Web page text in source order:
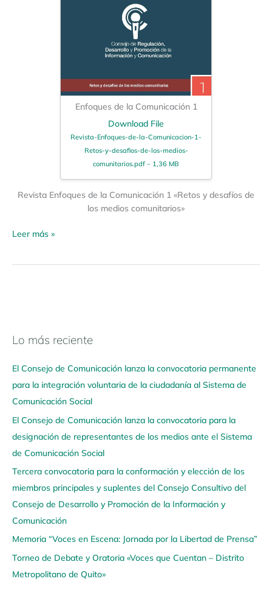
Enfoques de la Comunicación 1
Download File
Revista-Enfoques-de-la-Comunicacion-1-
Retos-y-desafios-de-los-medios-
comunitarios.pdf – 1,36 MB
Revista Enfoques de la Comunicación 1 «Retos y desafíos de
los medios comunitarios»
Leer más »
Lo más reciente
El Consejo de Comunicación lanza la convocatoria permanente
para la integración voluntaria de la ciudadanía al Sistema de
Comunicación Social
El Consejo de Comunicación lanza la convocatoria para la
designación de representantes de los medios ante el Sistema
de Comunicación Social
Tercera convocatoria para la conformación y elección de los
miembros principales y suplentes del Consejo Consultivo del
Consejo de Desarrollo y Promoción de la Información y
Comunicación
Memoria “Voces en Escena: Jornada por la Libertad de Prensa”
Torneo de Debate y Oratoria «Voces que Cuentan – Distrito
Metropolitano de Quito»
N
v
e
g
a
a
q
u
í